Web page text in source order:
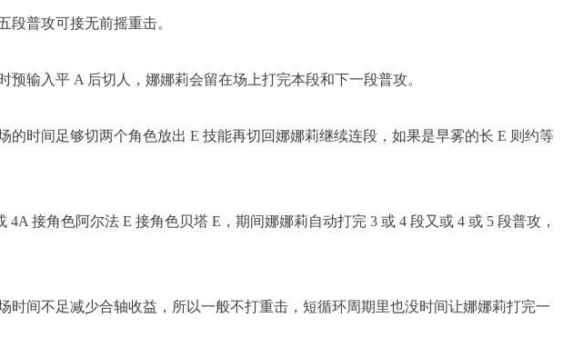
段普攻可接无前摇重击。
预输入平 A 后切人，娜娜莉会留在场上打完本段和下一段普攻。
的时间足够切两个角色放出 E 技能再切回娜娜莉继续连段，如果是早雾的长 E 则约等
4A 接角色阿尔法 E 接角色贝塔 E，期间娜娜莉自动打完 3 或 4 段又或 4 或 5 段普攻，
时间不足减少合轴收益，所以一般不打重击，短循环周期里也没时间让娜娜莉打完一